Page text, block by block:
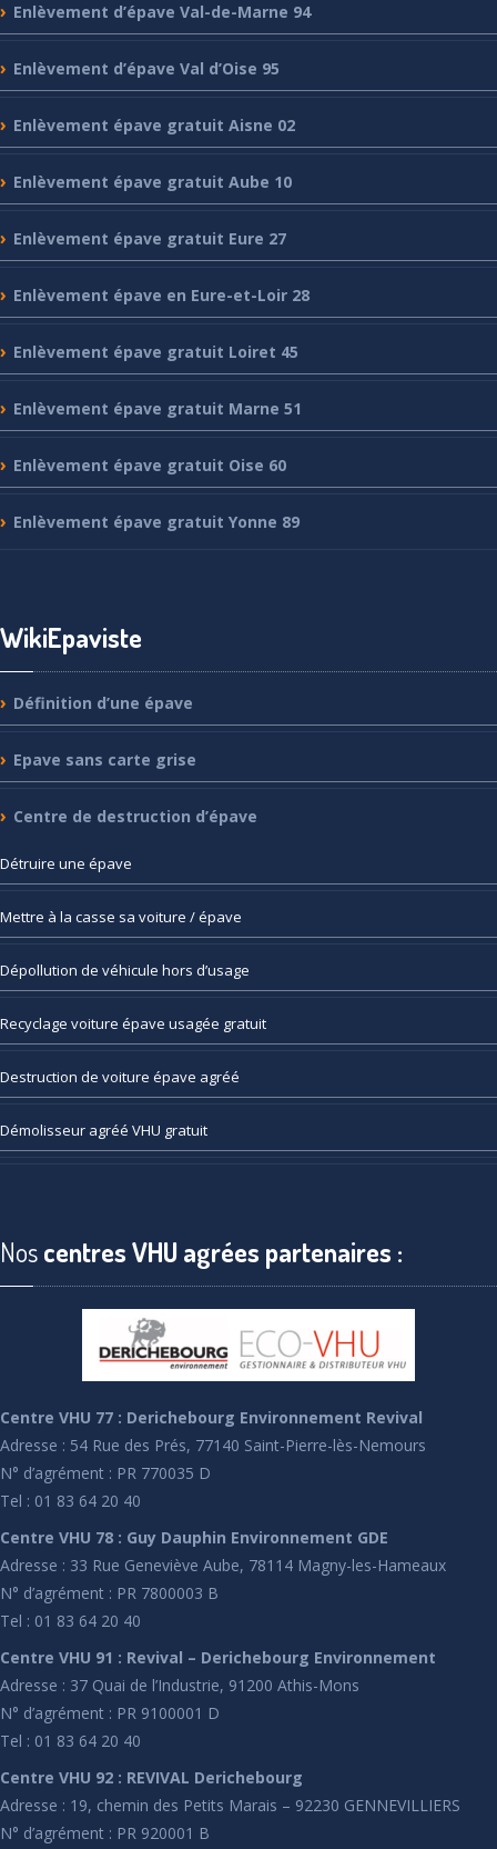
Enlèvement d’épave Val-de-Marne 94
Enlèvement d’épave Val d’Oise 95
Enlèvement épave gratuit Aisne 02
Enlèvement épave gratuit Aube 10
Enlèvement épave gratuit Eure 27
Enlèvement épave en Eure-et-Loir 28
Enlèvement épave gratuit Loiret 45
Enlèvement épave gratuit Marne 51
Enlèvement épave gratuit Oise 60
Enlèvement épave gratuit Yonne 89
WikiEpaviste
Définition d’une épave
Epave sans carte grise
Centre de destruction d’épave
Détruire une épave
Mettre à la casse sa voiture / épave
Dépollution de véhicule hors d’usage
Recyclage voiture épave usagée gratuit
Destruction de voiture épave agréé
Démolisseur agréé VHU gratuit
Noscentres VHU agrées partenaires :
Centre VHU 77 : Derichebourg Environnement Revival
Adresse : 54 Rue des Prés, 77140 Saint-Pierre-lès-Nemours
N° d’agrément : PR 770035 D
Tel : 01 83 64 20 40
Centre VHU 78 : Guy Dauphin Environnement GDE
Adresse : 33 Rue Geneviève Aube, 78114 Magny-les-Hameaux
N° d’agrément : PR 7800003 B
Tel : 01 83 64 20 40
Centre VHU 91 : Revival – Derichebourg Environnement
Adresse : 37 Quai de l’Industrie, 91200 Athis-Mons
N° d’agrément : PR 9100001 D
Tel : 01 83 64 20 40
Centre VHU 92 : REVIVAL Derichebourg
Adresse : 19, chemin des Petits Marais – 92230 GENNEVILLIERS
N° d’agrément : PR 920001 B